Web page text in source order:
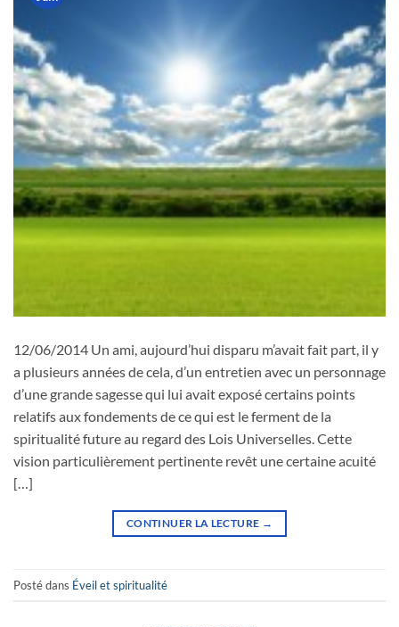
12/06/2014 Un ami, aujourd’hui disparu m’avait fait part, il y
a plusieurs années de cela, d’un entretien avec un personnage
d’une grande sagesse qui lui avait exposé certains points
relatifs aux fondements de ce qui est le ferment de la
spiritualité future au regard des Lois Universelles. Cette
vision particulièrement pertinente revêt une certaine acuité
[…]
CONTINUER LA LECTURE →
Posté dans Éveil et spiritualité